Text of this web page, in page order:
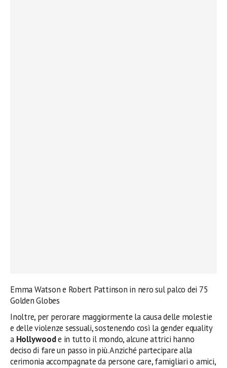
Emma Watson e Robert Pattinson in nero sul palco dei 75
Golden Globes
Inoltre, per perorare maggiormente la causa delle molestie
e delle violenze sessuali, sostenendo così la gender equality
a Hollywoode in tutto il mondo, alcune attrici hanno
deciso di fare un passo in più. Anziché partecipare alla
cerimonia accompagnate da persone care, famigliari o amici,